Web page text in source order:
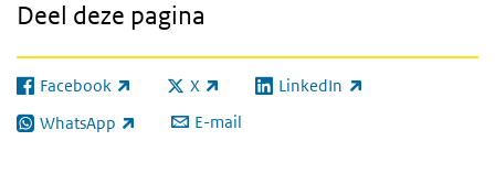
Deel deze pagina
Facebook
(externe link) X
(externe link) LinkedIn
(externe link)
WhatsApp
(externe link) E-mail